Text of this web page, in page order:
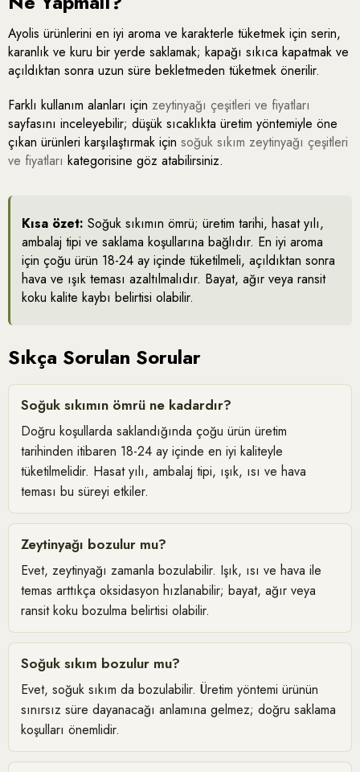
Ayolis ürünlerini en iyi aroma ve karakterle tüketmek için serin,
karanlık ve kuru bir yerde saklamak; kapağı sıkıca kapatmak ve
açıldıktan sonra uzun süre bekletmeden tüketmek önerilir.
Farklı kullanım alanları için zeytinyağı çeşitleri ve fiyatları
sayfasını inceleyebilir; düşük sıcaklıkta üretim yöntemiyle öne
çıkan ürünleri karşılaştırmak için soğuk sıkım zeytinyağı çeşitleri
ve fiyatları kategorisine göz atabilirsiniz.
Kısa özet: Soğuk sıkımın ömrü; üretim tarihi, hasat yılı,
ambalaj tipi ve saklama koşullarına bağlıdır. En iyi aroma
için çoğu ürün 18-24 ay içinde tüketilmeli, açıldıktan sonra
hava ve ışık teması azaltılmalıdır. Bayat, ağır veya ransit
koku kalite kaybı belirtisi olabilir.
Sıkça Sorulan Sorular
Soğuk sıkımın ömrü ne kadardır?
Doğru koşullarda saklandığında çoğu ürün üretim
tarihinden itibaren 18-24 ay içinde en iyi kaliteyle
tüketilmelidir. Hasat yılı, ambalaj tipi, ışık, ısı ve hava
teması bu süreyi etkiler.
Zeytinyağı bozulur mu?
Evet, zeytinyağı zamanla bozulabilir. Işık, ısı ve hava ile
temas arttıkça oksidasyon hızlanabilir; bayat, ağır veya
ransit koku bozulma belirtisi olabilir.
Soğuk sıkım bozulur mu?
Evet, soğuk sıkım da bozulabilir. Üretim yöntemi ürünün
sınırsız süre dayanacağı anlamına gelmez; doğru saklama
koşulları önemlidir.